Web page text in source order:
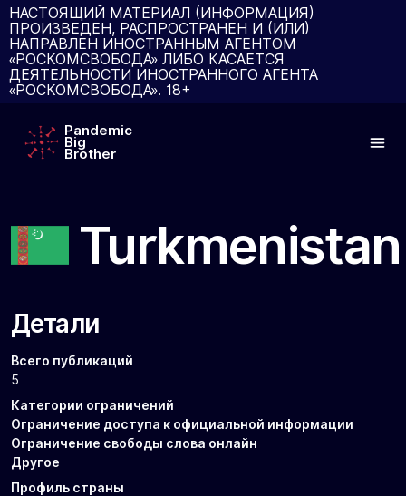
НАСТОЯЩИЙ МАТЕРИАЛ (ИНФОРМАЦИЯ)
ПРОИЗВЕДЕН, РАСПРОСТРАНЕН И (ИЛИ)
НАПРАВЛЕН ИНОСТРАННЫМ АГЕНТОМ
«РОСКОМСВОБОДА» ЛИБО КАСАЕТСЯ
ДЕЯТЕЛЬНОСТИ ИНОСТРАННОГО АГЕНТА
«РОСКОМСВОБОДА». 18+
Pandemic
Big
Brother
Turkmenistan
Детали
Всего публикаций
5
Категории ограничений
Ограничение доступа к официальной информации
Ограничение свободы слова онлайн
Другое
Профиль страны